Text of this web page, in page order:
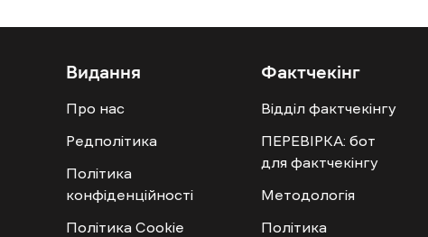
Видання
Про нас
Редполітика
Політика
конфіденційності
Політика Cookie
Фактчекінг
Відділ фактчекінгу
ПЕРЕВІРКА: бот
для фактчекінгу
Методологія
Політика